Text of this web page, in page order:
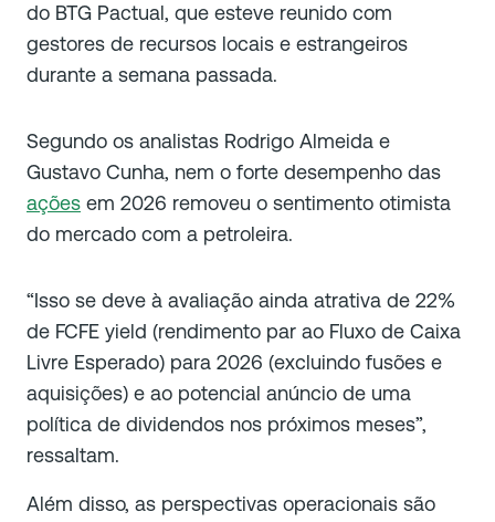
do BTG Pactual, que esteve reunido com
gestores de recursos locais e estrangeiros
durante a semana passada.
Segundo os analistas Rodrigo Almeida e
Gustavo Cunha, nem o forte desempenho das
ações em 2026 removeu o sentimento otimista
do mercado com a petroleira.
“Isso se deve à avaliação ainda atrativa de 22%
de FCFE yield (rendimento par ao Fluxo de Caixa
Livre Esperado) para 2026 (excluindo fusões e
aquisições) e ao potencial anúncio de uma
política de dividendos nos próximos meses”,
ressaltam.
Além disso, as perspectivas operacionais são